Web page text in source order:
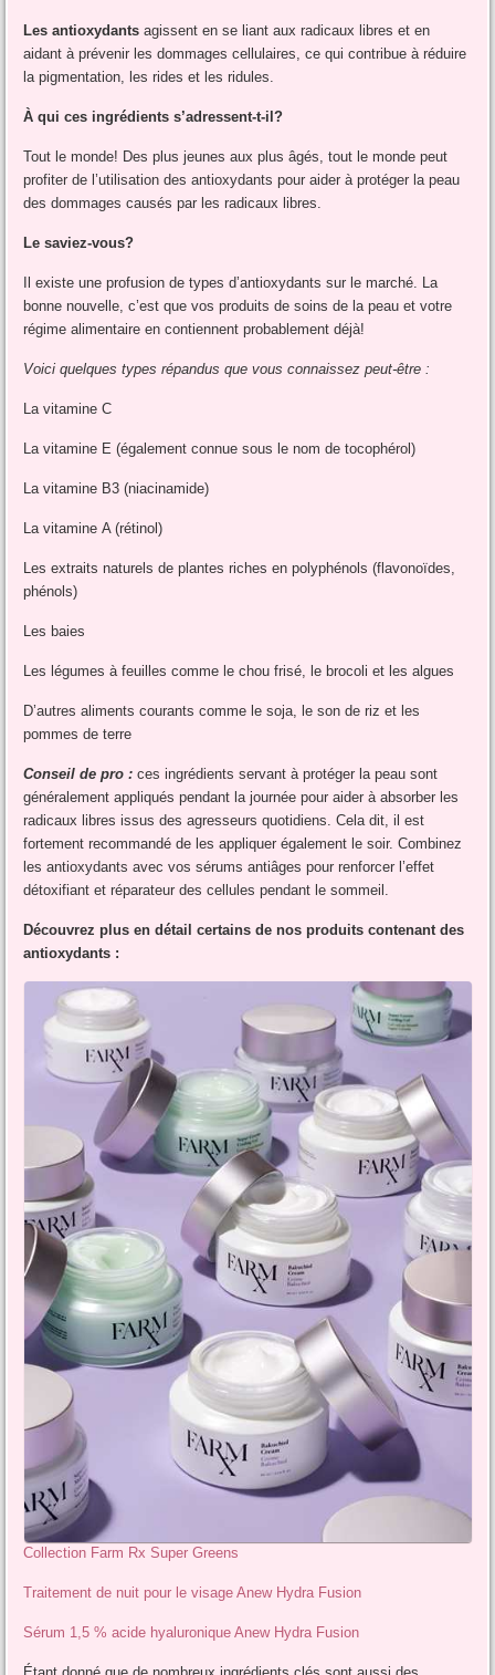
Les antioxydantsagissent en se liant aux radicaux libres et en
aidant à prévenir les dommages cellulaires, ce qui contribue à réduire
la pigmentation, les rides et les ridules.
À qui ces ingrédients s’adressent-t-il?
Tout le monde! Des plus jeunes aux plus âgés, tout le monde peut
profiter de l’utilisation des antioxydants pour aider à protéger la peau
des dommages causés par les radicaux libres.
Le saviez-vous?
Il existe une profusion de types d’antioxydants sur le marché. La
bonne nouvelle, c’est que vos produits de soins de la peau et votre
régime alimentaire en contiennent probablement déjà!
Voici quelques types répandus que vous connaissez peut-être :
La vitamine C
La vitamine E (également connue sous le nom de tocophérol)
La vitamine B3 (niacinamide)
La vitamine A (rétinol)
Les extraits naturels de plantes riches en polyphénols (flavonoïdes,
phénols)
Les baies
Les légumes à feuilles comme le chou frisé, le brocoli et les algues
D’autres aliments courants comme le soja, le son de riz et les
pommes de terre
Conseil de pro : ces ingrédients servant à protéger la peau sont
généralement appliqués pendant la journée pour aider à absorber les
radicaux libres issus des agresseurs quotidiens. Cela dit, il est
fortement recommandé de les appliquer également le soir. Combinez
les antioxydants avec vos sérums antiâges pour renforcer l’effet
détoxifiant et réparateur des cellules pendant le sommeil.
Découvrez plus en détail certains de nos produits contenant des
antioxydants :
Collection Farm Rx Super Greens
Traitement de nuit pour le visage Anew Hydra Fusion
Sérum 1,5 % acide hyaluronique Anew Hydra Fusion